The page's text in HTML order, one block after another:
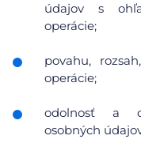
údajov s
operácie;
povahu,
operácie;
odolnosť a
osobných